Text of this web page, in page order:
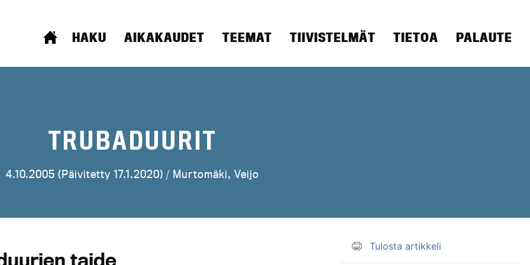
ETUSIVU
HAKU AIKAKAUDET TEEMAT TIIVISTELMÄT TIETOA PALAUTE
TRUBADUURIT
4.10.2005 (Päivitetty 17.1.2020) / Murtomäki, Veijo
taide
Tulosta artikkeli